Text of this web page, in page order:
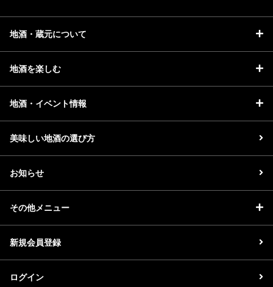
地酒・蔵元について
地酒を楽しむ
地酒・イベント情報
美味しい地酒の選び方
お知らせ
その他メニュー
新規会員登録
ログイン